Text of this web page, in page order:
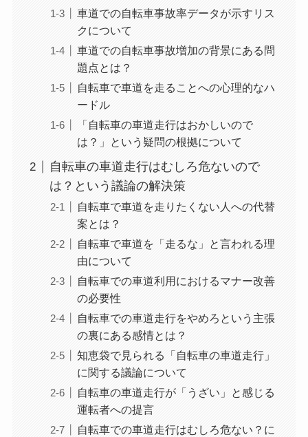
車道での自転車事故率データが示すリス
クについて
車道での自転車事故増加の背景にある問
題点とは？
自転車で車道を走ることへの心理的なハ
ードル
「自転車の車道走行はおかしいので
は？」という疑問の根拠について
自転車の車道走行はむしろ危ないので
は？という議論の解決策
自転車で車道を走りたくない人への代替
案とは？
自転車で車道を「走るな」と言われる理
由について
自転車での車道利用におけるマナー改善
の必要性
自転車での車道走行をやめろという主張
の裏にある感情とは？
知恵袋で見られる「自転車の車道走行」
に関する議論について
自転車の車道走行が「うざい」と感じる
運転者への提言
自転車での車道走行はむしろ危ない？に